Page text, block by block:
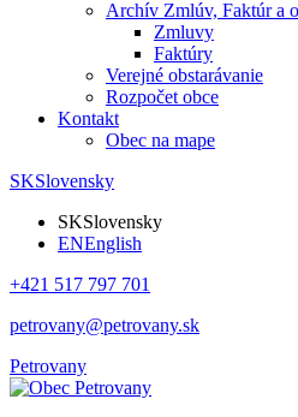
Archív Zmlúv, Faktúr a
Zmluvy
Faktúry
Verejné obstarávanie
Rozpočet obce
Kontakt
Obec na mape
SKSlovensky
SKSlovensky
ENEnglish
+421 517 797 701
petrovany@petrovany.sk
Petrovany